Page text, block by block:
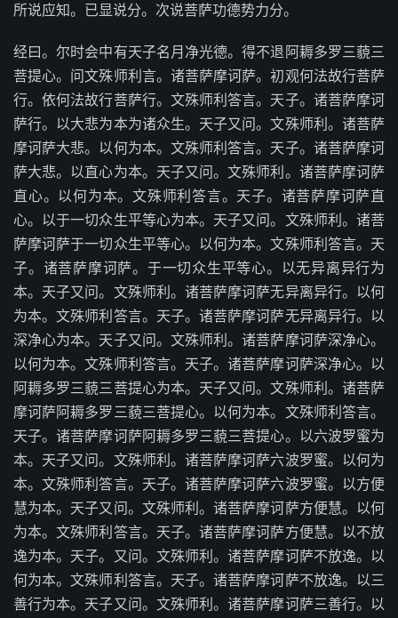
所说应知。已显说分。次说菩萨功德势力分。
经曰。尔时会中有天子名月净光德。得不退阿耨多罗三藐三
菩提心。问文殊师利言。诸菩萨摩诃萨。初观何法故行菩萨
行。依何法故行菩萨行。文殊师利答言。天子。诸菩萨摩诃
萨行。以大悲为本为诸众生。天子又问。文殊师利。诸菩萨
摩诃萨大悲。以何为本。文殊师利答言。天子。诸菩萨摩诃
萨大悲。以直心为本。天子又问。文殊师利。诸菩萨摩诃萨
直心。以何为本。文殊师利答言。天子。诸菩萨摩诃萨直
心。以于一切众生平等心为本。天子又问。文殊师利。诸菩
萨摩诃萨于一切众生平等心。以何为本。文殊师利答言。天
子。诸菩萨摩诃萨。于一切众生平等心。以无异离异行为
本。天子又问。文殊师利。诸菩萨摩诃萨无异离异行。以何
为本。文殊师利答言。天子。诸菩萨摩诃萨无异离异行。以
深净心为本。天子又问。文殊师利。诸菩萨摩诃萨深净心。
以何为本。文殊师利答言。天子。诸菩萨摩诃萨深净心。以
阿耨多罗三藐三菩提心为本。天子又问。文殊师利。诸菩萨
摩诃萨阿耨多罗三藐三菩提心。以何为本。文殊师利答言。
天子。诸菩萨摩诃萨阿耨多罗三藐三菩提心。以六波罗蜜为
本。天子又问。文殊师利。诸菩萨摩诃萨六波罗蜜。以何为
本。文殊师利答言。天子。诸菩萨摩诃萨六波罗蜜。以方便
慧为本。天子又问。文殊师利。诸菩萨摩诃萨方便慧。以何
为本。文殊师利答言。天子。诸菩萨摩诃萨方便慧。以不放
逸为本。天子。又问。文殊师利。诸菩萨摩诃萨不放逸。以
何为本。文殊师利答言。天子。诸菩萨摩诃萨不放逸。以三
善行为本。天子又问。文殊师利。诸菩萨摩诃萨三善行。以